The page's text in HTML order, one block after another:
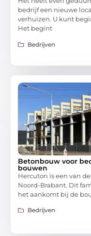
bedrijf een nieuwe
verhuizen. U kunt
Het begint
Bedrijven
Betonbouw voor
bouwen
Hercuton is een van
Noord-Brabant. Dit
het aankomt bij de
Bedrijven